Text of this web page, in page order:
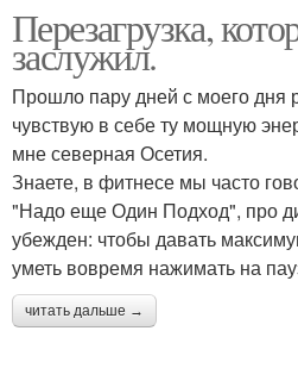
Перезагрузка,
заслужил.
Прошло пару дней с моего дня
чувствую в себе ту мощную
мне северная Осетия.
Знаете, в фитнесе мы часто
"Надо еще Один Подход", про
убежден: чтобы давать
уметь вовремя нажимать на
читать дальше →